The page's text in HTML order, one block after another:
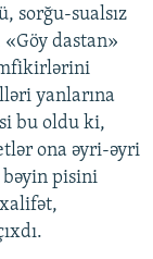
sorğu-sualsız
dastan»
yanlarına
bu oldu ki,
ona əyri-əyri
bəyin pisini